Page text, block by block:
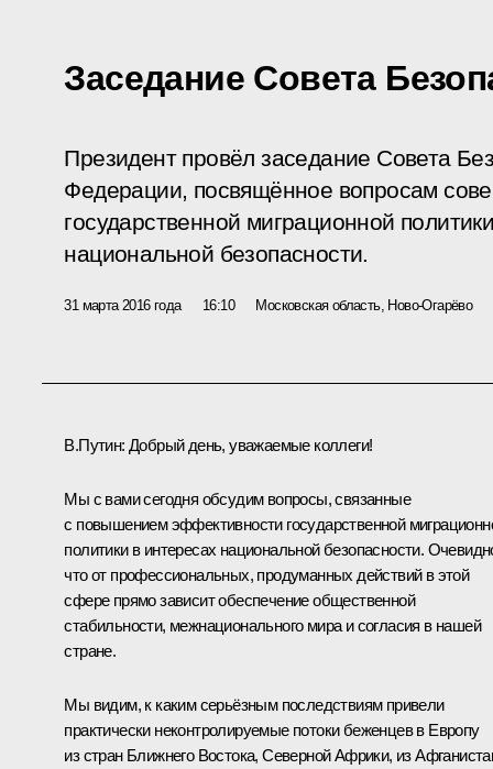
Заседание Совета
Президент провёл заседание Совета
Федерации, посвящённое вопросам
государственной миграционной
национальной безопасности.
31 марта 2016 года 16:10 Московская область, Ново-Огарёво
В.Путин: Добрый день, уважаемые коллеги!
Мы с вами сегодня обсудим вопросы, связанные
с повышением эффективности государственной
политики в интересах национальной безопасности.
что от профессиональных, продуманных действий в этой
сфере прямо зависит обеспечение общественной
стабильности, межнационального мира и согласия в нашей
стране.
Мы видим, к каким серьёзным последствиям привели
практически неконтролируемые потоки беженцев в Европу
из стран Ближнего Востока, Северной Африки, из